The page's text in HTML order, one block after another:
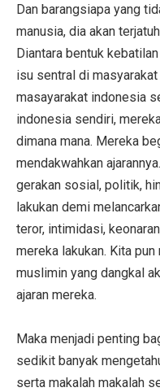
Dan barangsiapa yang
manusia, dia akan
Diantara bentuk
isu sentral di
masayarakat indonesia
indonesia sendiri,
dimana mana. Mereka
mendakwahkan
gerakan sosial, politik,
lakukan demi
teror, intimidasi,
mereka lakukan. Kita
muslimin yang dangkal
ajaran mereka.
Maka menjadi penting
sedikit banyak
serta makalah makalah